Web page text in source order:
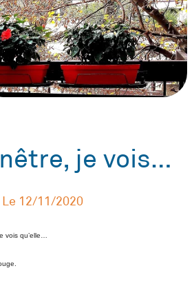
je vois…
Le 12/11/2020
vois qu’elle…